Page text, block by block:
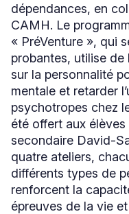
dépendances, en
CAMH. Le
« PréVenture », qui
probantes, utilise
sur la personnalité
mentale et retarder
psychotropes chez
été offert aux élèves
secondaire David-
quatre ateliers,
différents types de
renforcent la
épreuves de la vie